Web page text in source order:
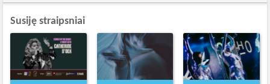
Susiję straipsniai